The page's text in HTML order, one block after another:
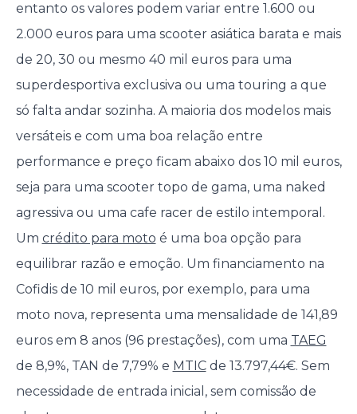
entanto os valores podem variar entre 1.600 ou
2.000 euros para uma scooter asiática barata e mais
de 20, 30 ou mesmo 40 mil euros para uma
superdesportiva exclusiva ou uma touring a que
só falta andar sozinha. A maioria dos modelos mais
versáteis e com uma boa relação entre
performance e preço ficam abaixo dos 10 mil euros,
seja para uma scooter topo de gama, uma naked
agressiva ou uma cafe racer de estilo intemporal.
Um crédito para moto é uma boa opção para
equilibrar razão e emoção. Um financiamento na
Cofidis de 10 mil euros, por exemplo, para uma
moto nova, representa uma mensalidade de 141,89
euros em 8 anos (96 prestações), com uma TAEG
de 8,9%, TAN de 7,79% e MTICde 13.797,44€. Sem
necessidade de entrada inicial, sem comissão de